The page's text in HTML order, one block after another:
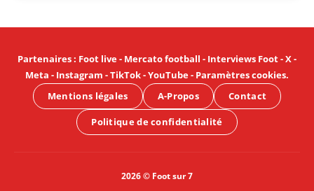
Partenaires: Foot live- Mercato football - Interviews Foot-X-
Meta - Instagram -TikTok-YouTube- Paramètres cookies.
Mentions légales
A-Propos Contact
Politique de confidentialité
2026 © Foot sur 7